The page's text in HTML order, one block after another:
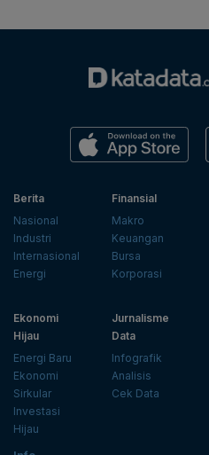
Berita
Nasional
Industri
Internasional
Energi
Finansial
Makro
Keuangan
Bursa
Korporasi
Ekonomi
Hijau
Energi Baru
Ekonomi
Sirkular
Investasi
Hijau
Jurnalisme
Data
Infografik
Analisis
Cek Data